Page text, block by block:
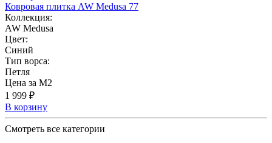
Ковровая плитка AW Medusa 77
Коллекция:
AW Medusa
Цвет:
Синий
Тип ворса:
Петля
Цена за М2
1 999 ₽
В корзину
Смотреть все категории